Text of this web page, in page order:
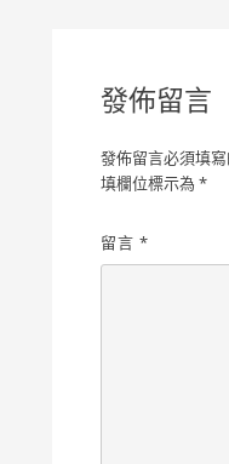
發佈留言
發佈留言必須填
填欄位標示為 *
留言 *